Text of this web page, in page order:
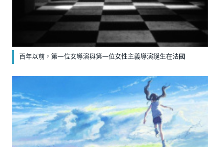
百年以前，第一位女導演與第一位女性主義導演誕生在法國